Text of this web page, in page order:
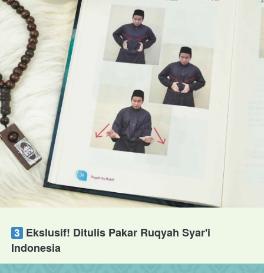
Ekslusif! Ditulis Pakar Ruqyah Syar'i
Indonesia